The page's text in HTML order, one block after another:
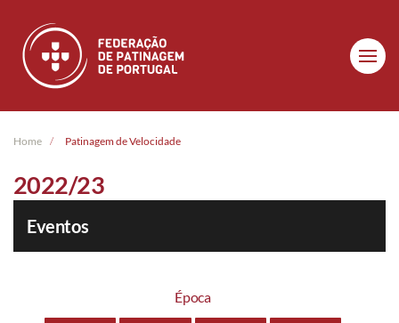
Skip to main content
Home Patinagem de Velocidade
2022/23
Eventos
Época